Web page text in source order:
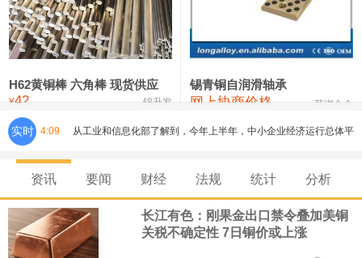
铸造铝合金锭(ZLD104) 24,300—24,500 24,400
压铸锌合金锭 26,500—26,700
氯化镍 38,300—40,300 39,300 0
H62黄铜棒 六角棒 现货供应
¥42 锦升发
锡青铜自润滑轴承
网上协商价格 芜湖合金
实时 4:09 从工业和信息化部了解到，今年上半年，中小企业经济运行总体平
稳，主要指标保持较快增长，企业效益持续改善。今年上半年，规
模以上工业中小企业增加值同比增长5.8%，营业收入同比增长
7.7%，为2023年以来同期最高水平，利润总额同比增长16.9%，为
资讯 要闻 财经 法规 统计 分析
长江有色：刚果金出口禁令叠加美铜
关税不确定性 7日铜价或上涨